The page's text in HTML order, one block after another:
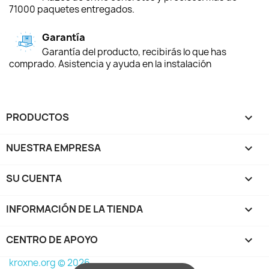
71000 paquetes entregados.
Garantía
Garantía del producto, recibirás lo que has
comprado. Asistencia y ayuda en la instalación
PRODUCTOS 
NUESTRA EMPRESA 
SU CUENTA 
INFORMACIÓN DE LA TIENDA keyboard_arrow_down
CENTRO DE APOYO 
kroxne.org © 2026